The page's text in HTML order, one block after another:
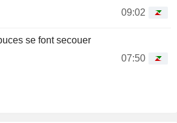
09:02
se font secouer
07:50